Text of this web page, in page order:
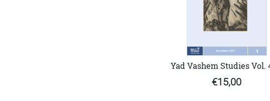
Yad Vashem Studies Vol.
€15,00